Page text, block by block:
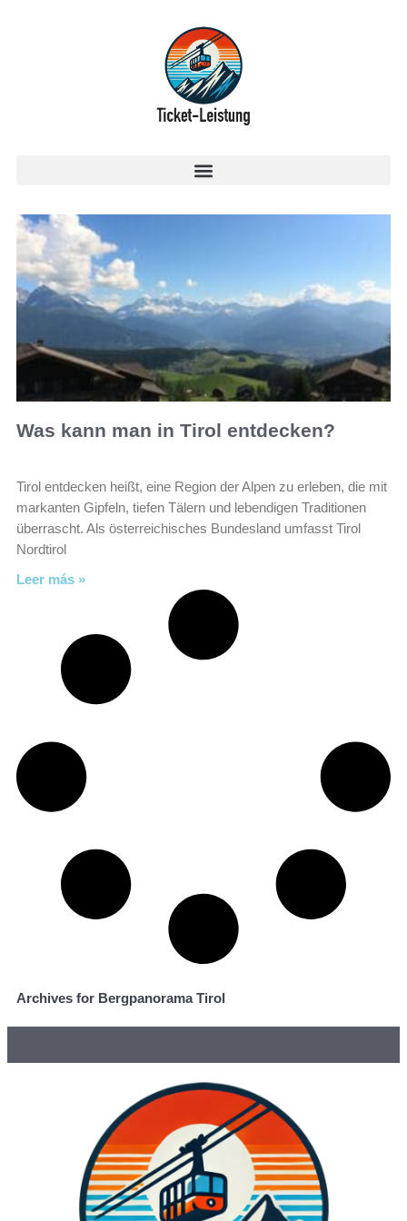
Was kann man in Tirol entdecken?
Tirol entdecken heißt, eine Region der Alpen zu erleben, die mit
markanten Gipfeln, tiefen Tälern und lebendigen Traditionen
überrascht. Als österreichisches Bundesland umfasst Tirol
Nordtirol
Leer más »
Archives for Bergpanorama Tirol